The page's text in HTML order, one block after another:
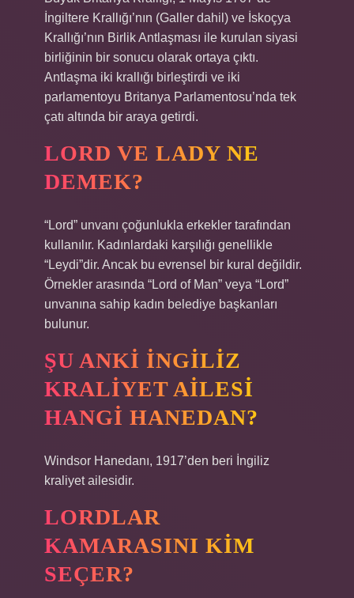
İngiltere Krallığı’nın (Galler dahil) ve İskoçya
Krallığı’nın Birlik Antlaşması ile kurulan siyasi
birliğinin bir sonucu olarak ortaya çıktı.
Antlaşma iki krallığı birleştirdi ve iki
parlamentoyu Britanya Parlamentosu’nda tek
çatı altında bir araya getirdi.
LORD VE LADY NE
DEMEK?
“Lord” unvanı çoğunlukla erkekler tarafından
kullanılır. Kadınlardaki karşılığı genellikle
“Leydi”dir. Ancak bu evrensel bir kural değildir.
Örnekler arasında “Lord of Man” veya “Lord”
unvanına sahip kadın belediye başkanları
bulunur.
ŞU ANKI İNGILIZ
KRALIYET AILESI
HANGI HANEDAN?
Windsor Hanedanı, 1917’den beri İngiliz
kraliyet ailesidir.
LORDLAR
KAMARASINI KIM
SEÇER?